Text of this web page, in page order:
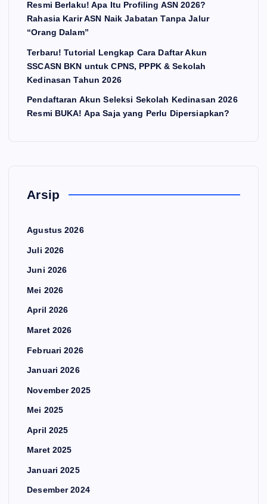
Resmi Berlaku! Apa Itu Profiling ASN 2026?
Rahasia Karir ASN Naik Jabatan Tanpa Jalur
“Orang Dalam”
Terbaru! Tutorial Lengkap Cara Daftar Akun
SSCASN BKN untuk CPNS, PPPK & Sekolah
Kedinasan Tahun 2026
Pendaftaran Akun Seleksi Sekolah Kedinasan 2026
Resmi BUKA! Apa Saja yang Perlu Dipersiapkan?
Arsip
Agustus 2026
Juli 2026
Juni 2026
Mei 2026
April 2026
Maret 2026
Februari 2026
Januari 2026
November 2025
Mei 2025
April 2025
Maret 2025
Januari 2025
Desember 2024